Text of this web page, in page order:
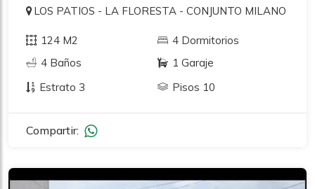
LOS PATIOS - LA FLORESTA - CONJUNTO MILANO
124 M2
4 Dormitorios
4 Baños
1 Garaje
Estrato 3
Pisos 10
Compartir: